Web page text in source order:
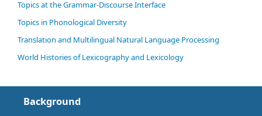
Topics at the Grammar-Discourse Interface
Topics in Phonological Diversity
Translation and Multilingual Natural Language Processing
World Histories of Lexicography and Lexicology
Background